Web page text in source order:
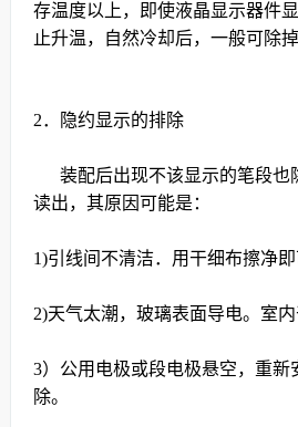
存温度以上，即使液晶显示器件
止升温，自然冷却后，一般可除掉
2．隐约显示的排除
装配后出现不该显示的笔段也
读出，其原因可能是：
1)引线间不清洁．用干细布擦净即
2)天气太潮，玻璃表面导电。室内
3）公用电极或段电极悬空，重新
除。